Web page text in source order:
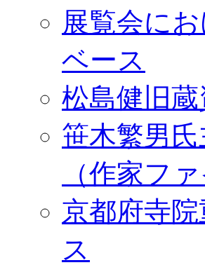
展覧会に
ベース
松島健旧蔵
笹木繁男
（作家ファ
京都府寺
ス